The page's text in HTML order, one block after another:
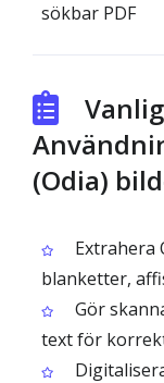
sökbar PDF
(Odia)
Extrahera
blanketter,
Gör
text för